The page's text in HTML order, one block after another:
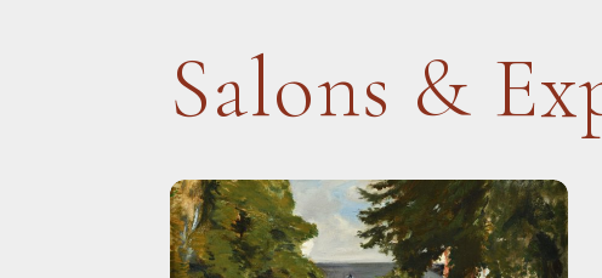
Salons &